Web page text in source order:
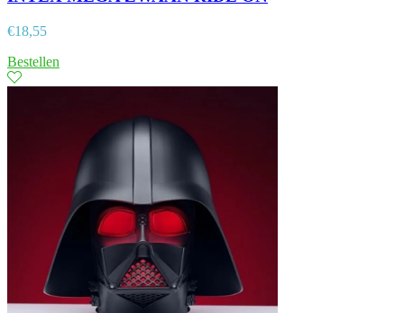
€18,55
Bestellen